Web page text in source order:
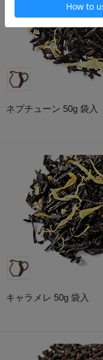
ネプチューン 50g 袋入
キャラメレ 50g 袋入